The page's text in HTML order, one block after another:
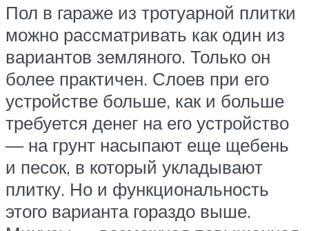
Пол в гараже из тротуарной плитки
можно рассматривать как один из
вариантов земляного. Только он
более практичен. Слоев при его
устройстве больше, как и больше
требуется денег на его устройство
— на грунт насыпают еще щебень
и песок, в который укладывают
плитку. Но и функциональность
этого варианта гораздо выше.